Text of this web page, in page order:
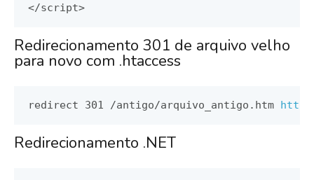
</script>
Redirecionamento 301 de arquivo velho
para novo com .htaccess
redirect 301 /antigo/arquivo_antigo . htm http
Redirecionamento .NET